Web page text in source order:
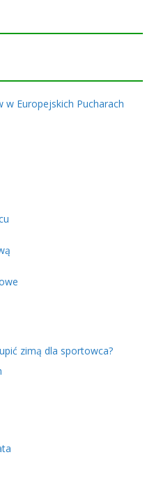
Europejskich Pucharach
zimą dla sportowca?